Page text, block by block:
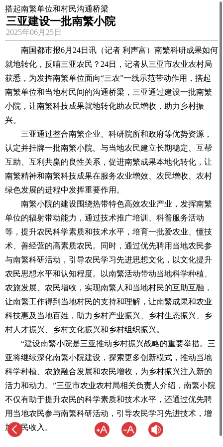
搭起南繁单位和村民沟通桥梁
三亚建设一批南繁小院
2025年06月25日
南国都市报6月24日讯（记者 利声富）南繁科研成果如何
就地转化，反哺三亚农民？24日，记者从三亚市农业农村局
获悉，为发挥南繁单位面向“三农”一线示范带动作用，搭起
南繁单位和当地村民间的沟通桥梁，三亚通过建设一批南繁
小院，让南繁科技成果就地转化助农民增收，助力乡村振
兴。
三亚通过整合南繁企业、科研院所和政府等优势资源，
认定并挂牌一批南繁小院。与当地农民建立长期稳定、互帮
互助、互利共赢的良性关系，促进南繁成果本地化转化，让
南繁精神和南繁科技成果在服务农业增效、农民增收、农村
绿色发展的进程中发挥重要作用。
南繁小院的建设围绕热带特色高效农业产业，发挥南繁
单位的辐射带动能力，通过技术推广培训、科普服务活动
等，提升农民科学素质和技术水平，培育一批爱农业、懂技
术、善经营的高素质农民。同时，通过优先聘用当地农民参
与南繁科研活动，引导农民学习先进思想文化，以文化提升
农民思想水平和认知程度。以南繁活动带动当地科学种植、
农旅发展、农民增收，实现南繁人和当地村民的互助互融，
让南繁工作得到当地村民的支持和理解，让南繁成果和农业
科技惠及当地百姓，助力乡村产业振兴、乡村生态振兴、乡
村人才振兴、乡村文化振兴和乡村组织振兴。
“建设南繁小院是三亚推动乡村振兴战略的重要举措。三
亚将继续深化南繁小院建设，探索更多创新模式，推动当地
科学种植、农旅融合发展和农民增收，为乡村振兴注入新的
活力和动力。”三亚市农业农村局相关负责人介绍，南繁小院
不仅有助于提升农民的科学素质和技术水平，还通过优先聘
用当地农民参与南繁科研活动，引导农民学习先进技术，增
加农民收入。